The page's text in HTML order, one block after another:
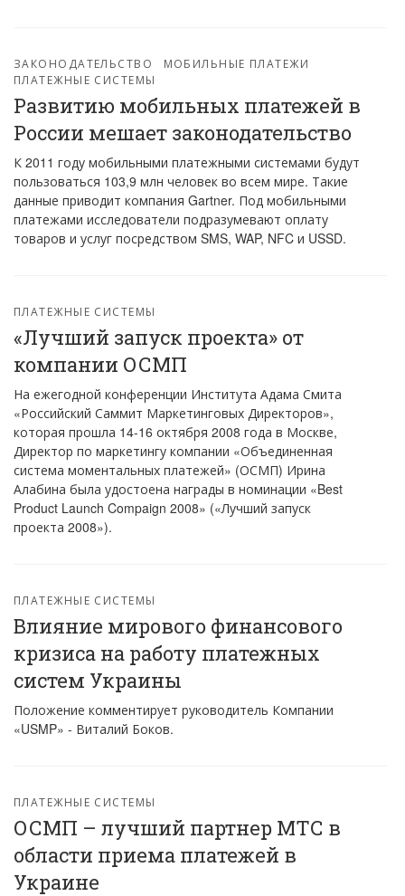
ЗАКОНОДАТЕЛЬСТВО
МОБИЛЬНЫЕ ПЛАТЕЖИ
ПЛАТЕЖНЫЕ СИСТЕМЫ
Развитию мобильных платежей в
России мешает законодательство
К 2011 году мобильными платежными системами будут
пользоваться 103,9 млн человек во всем мире. Такие
данные приводит компания Gartner. Под мобильными
платежами исследователи подразумевают оплату
товаров и услуг посредством SMS, WAP, NFC и USSD.
ПЛАТЕЖНЫЕ СИСТЕМЫ
«Лучший запуск проекта» от
компании ОСМП
На ежегодной конференции Института Адама Смита
«Российский Саммит Маркетинговых Директоров»,
которая прошла 14-16 октября 2008 года в Москве,
Директор по маркетингу компании «Объединенная
система моментальных платежей» (ОСМП) Ирина
Алабина была удостоена награды в номинации «Best
Product Launch Compaign 2008» («Лучший запуск
проекта 2008»).
ПЛАТЕЖНЫЕ СИСТЕМЫ
Влияние мирового финансового
кризиса на работу платежных
систем Украины
Положение комментирует руководитель Компании
«USMP» - Виталий Боков.
ПЛАТЕЖНЫЕ СИСТЕМЫ
ОСМП – лучший партнер МТС в
области приема платежей в
Украине